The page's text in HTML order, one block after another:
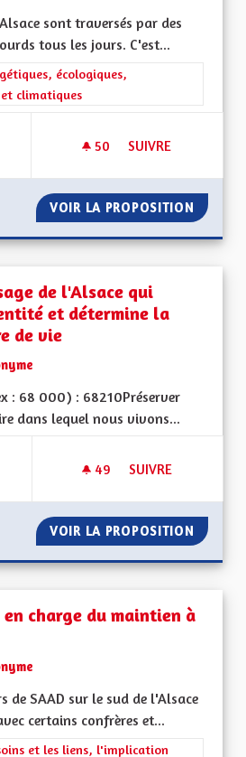
sont traversés par des
tous les jours. C'est...
la catégorie : Les transitions
écologiques,
climatiques
50 50 ABONNÉS
SUIVRE
VOIR LA PROPOSITION
de l'Alsace qui
et détermine la
de vie
: 68 000) : 68210Préserver
dans lequel nous vivons...
49 49 ABONNÉS
SUIVRE
VOIR LA PROPOSITION
charge du maintien à
de SAAD sur le sud de l'Alsace
certains confrères et...
la catégorie : Les solidarités, les soins
et les liens, l'implication